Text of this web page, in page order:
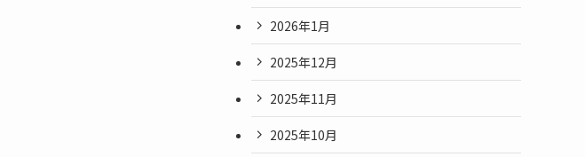
2026年1月
2025年12月
2025年11月
2025年10月